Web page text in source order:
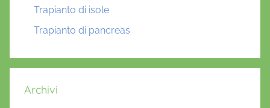
Trapianto di isole
Trapianto di pancreas
Archivi